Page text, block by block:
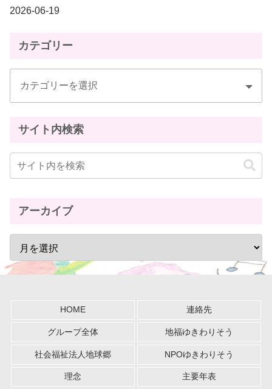
2026-06-19
カテゴリー
サイト内検索
アーカイブ
HOME 連絡先
グループ全体 地福ゆきわりそう
社会福祉法人地球郷 NPOゆきわりそう
理念 主要年表